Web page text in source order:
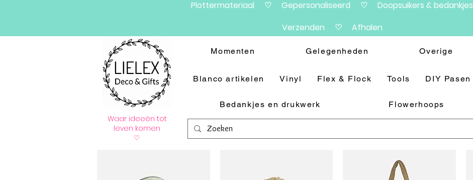
Plottermateriaal ♡ Gepersonaliseerd ♡ Doopsuikers & bedankjes
Verzenden ♡ Afhalen
Waar ideeën tot
leven komen
♡
Momenten Gelegenheden Overige
Blanco artikelen Vinyl Flex & Flock Tools DIY Pasen
Bedankjes en drukwerk Flowerhoops